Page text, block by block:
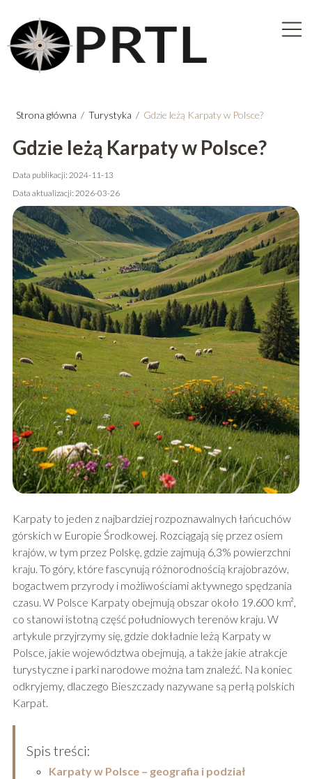
Strona główna / Turystyka / Gdzie leżą Karpaty w Polsce?
Gdzie leżą Karpaty w Polsce?
Data publikacji: 2024-11-13
Data aktualizacji: 2026-03-26
Karpaty to jeden z najbardziej rozpoznawalnych łańcuchów
górskich w Europie Środkowej. Rozciągają się przez osiem
krajów, w tym przez Polskę, gdzie zajmują 6,3% powierzchni
kraju. To góry, które fascynują różnorodnością krajobrazów,
bogactwem przyrody i możliwościami aktywnego spędzania
czasu. W Polsce Karpaty obejmują obszar około 19.600 km²,
co stanowi istotną część południowych terenów kraju. W
artykule przyjrzymy się, gdzie dokładnie leżą Karpaty w
Polsce, jakie województwa obejmują, a także jakie atrakcje
turystyczne i parki narodowe można tam znaleźć. Na koniec
odkryjemy, dlaczego Bieszczady nazywane są perłą polskich
Karpat.
Spis treści:
Karpaty w Polsce – geografia i podział